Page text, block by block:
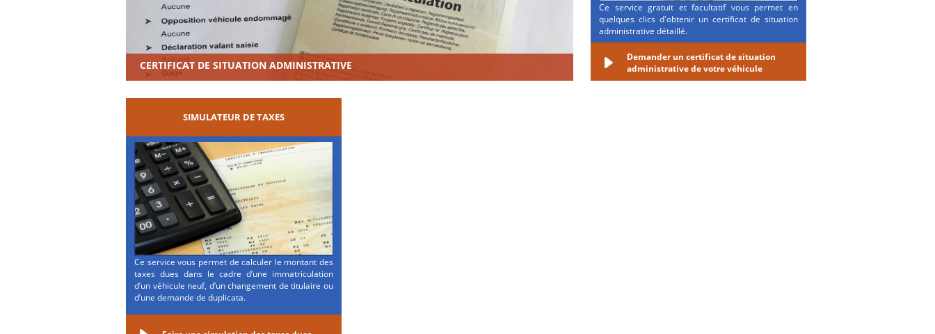
CERTIFICAT DE SITUATION ADMINISTRATIVE
Ce service gratuit et facultatif vous permet en
quelques clics d'obtenir un certificat de situation
administrative détaillé.
Demander un certificat de situation
administrative de votre véhicule
SIMULATEUR DE TAXES
Ce service vous permet de calculer le montant des
taxes dues dans le cadre d’une immatriculation
d’un véhicule neuf, d’un changement de titulaire ou
d’une demande de duplicata.